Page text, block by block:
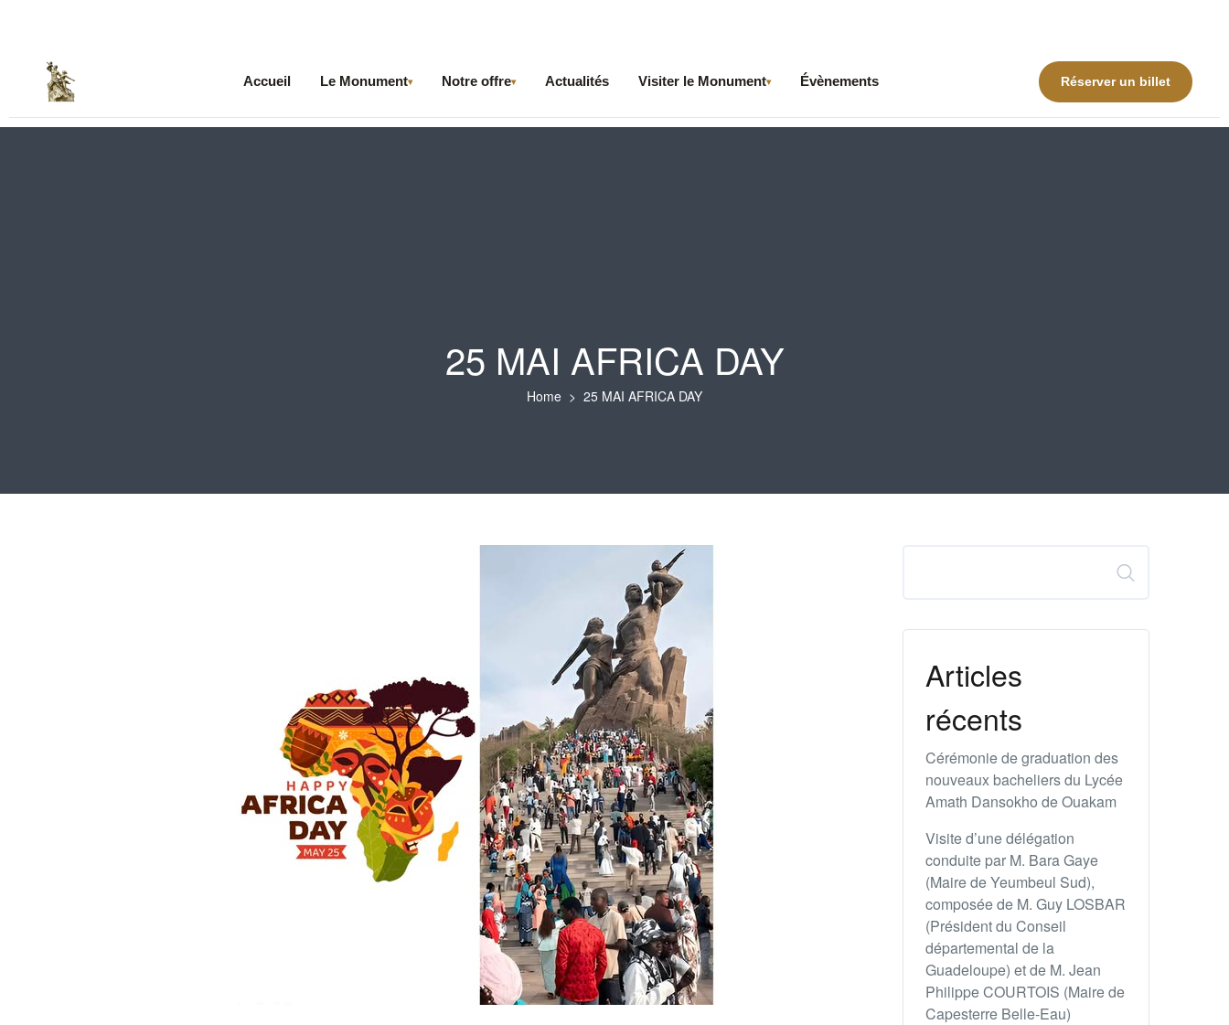
Accueil Le Monument▾ Notre offre▾ Actualités Visiter le Monument▾ Évènements Réserver un billet
25 MAI AFRICA DAY
Home 25 MAI AFRICA DAY
Articles
récents
Cérémonie de graduation des
nouveaux bacheliers du Lycée
Amath Dansokho de Ouakam
Visite d’une délégation
conduite par M. Bara Gaye
(Maire de Yeumbeul Sud),
composée de M. Guy LOSBAR
(Président du Conseil
départemental de la
Guadeloupe) et de M. Jean
Philippe COURTOIS (Maire de
Capesterre Belle-Eau)